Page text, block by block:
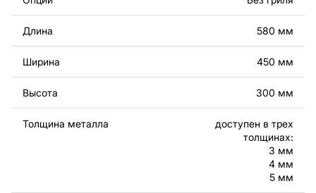
Вы можете использовать файлы для создания
готовых изделий как для личного, так и для
коммерческого использования, включая продажу
готовых изделий, изготовленных по этим чертежам.
Подчеркиваем, что перепродажа и распространение
этих оригинальных или отредактированных файлов
запрещены.
За дополнительную плату мы можем добавить любой
текст, изображение, логотип вашей компании или
внести другие изменения в дизайн изделия. Если вам
Длина 580 мм
Ширина 450 мм
Высота 300 мм
Толщина металла
доступен в трех
толщинах:
3 мм
4 мм
5 мм